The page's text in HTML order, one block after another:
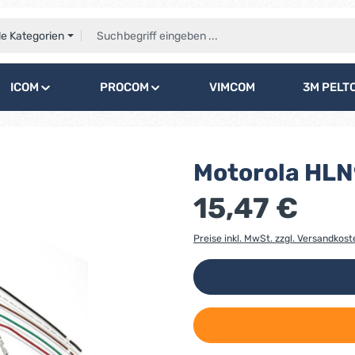
Kategorien
ICOM PROCOM VIMCOM 3M
Motorola
15,47 €
Preise inkl. MwSt. zzgl.